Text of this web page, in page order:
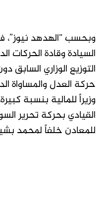
وبحسب “الهدهد نيوز”،
السيادة وقادة الحركات
التوزيع الوزاري
حركة العدل والمساواة
وزيراً للمالية بنسبة
القيادي بحركة تحرير
للمعادن خلفاً لمحمد